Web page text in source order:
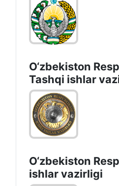
O‘zbеkistоn
Tashqi ishlаr
O‘zbеkiston
ishlаr vаzirligi